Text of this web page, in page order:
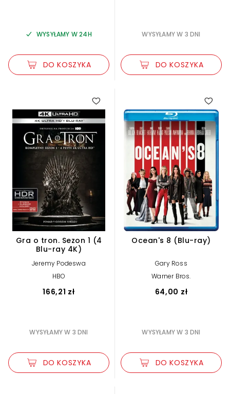
WYSYŁAMY W 24H
DO KOSZYKA
WYSYŁAMY W 3 DNI
DO KOSZYKA
Gra o tron. Sezon 1 (4
Blu-ray 4K)
Jeremy Podeswa
HBO
166,21 zł
WYSYŁAMY W 3 DNI
DO KOSZYKA
Ocean's 8 (Blu-ray)
Gary Ross
Warner Bros.
64,00 zł
WYSYŁAMY W 3 DNI
DO KOSZYKA